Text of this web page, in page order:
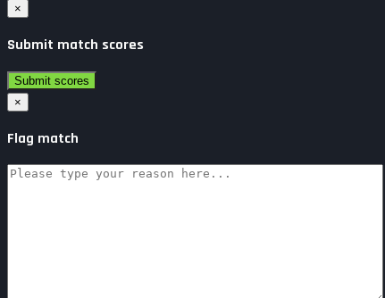
×
Submit match scores
×
Flag match